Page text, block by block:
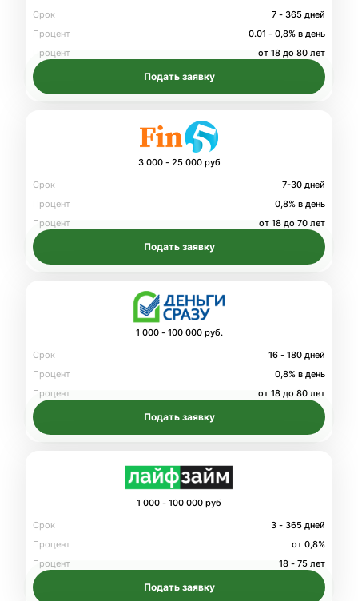
Срок
7 - 365 дней
Процент
0.01 - 0,8% в день
Процент
от 18 до 80 лет
Подать заявку
3 000 - 25 000 руб
Срок
7-30 дней
Процент
0,8% в день
Процент
от 18 до 70 лет
Подать заявку
1 000 - 100 000 руб.
Срок
16 - 180 дней
Процент
0,8% в день
Процент
от 18 до 80 лет
Подать заявку
1 000 - 100 000 руб
Срок
3 - 365 дней
Процент
от 0,8%
Процент
18 - 75 лет
Подать заявку